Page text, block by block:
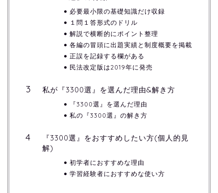
必要最小限の基礎知識だけ収録
１問１答形式のドリル
解説で横断的にポイント整理
各編の冒頭に出題実績と制度概要を掲載
正誤を記録する欄がある
民法改定版は2019年に発売
私が『3300選』を選んだ理由&解き方
『3300選』を選んだ理由
私の『3300選』の解き方
『3300選』をおすすめしたい方(個人的見
解)
初学者におすすめな理由
学習経験者におすすめな使い方